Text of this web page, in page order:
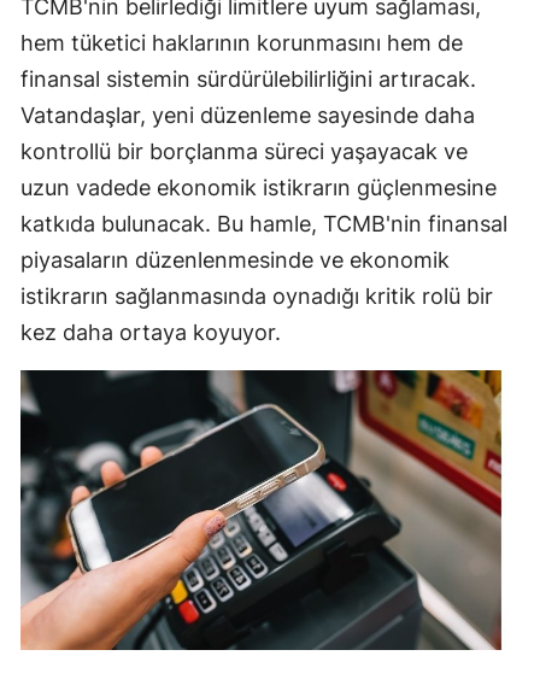
TCMB'nin belirlediği limitlere uyum sağlaması,
hem tüketici haklarının korunmasını hem de
finansal sistemin sürdürülebilirliğini artıracak.
Vatandaşlar, yeni düzenleme sayesinde daha
kontrollü bir borçlanma süreci yaşayacak ve
uzun vadede ekonomik istikrarın güçlenmesine
katkıda bulunacak. Bu hamle, TCMB'nin finansal
piyasaların düzenlenmesinde ve ekonomik
istikrarın sağlanmasında oynadığı kritik rolü bir
kez daha ortaya koyuyor.